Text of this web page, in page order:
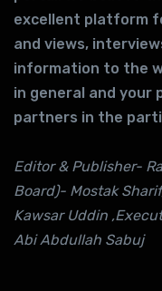
excellent platform
and views,
information to the
in general and your
partners in the
Editor & Publisher-
Board)- Mostak
Kawsar Uddin
Abi Abdullah Sabuj